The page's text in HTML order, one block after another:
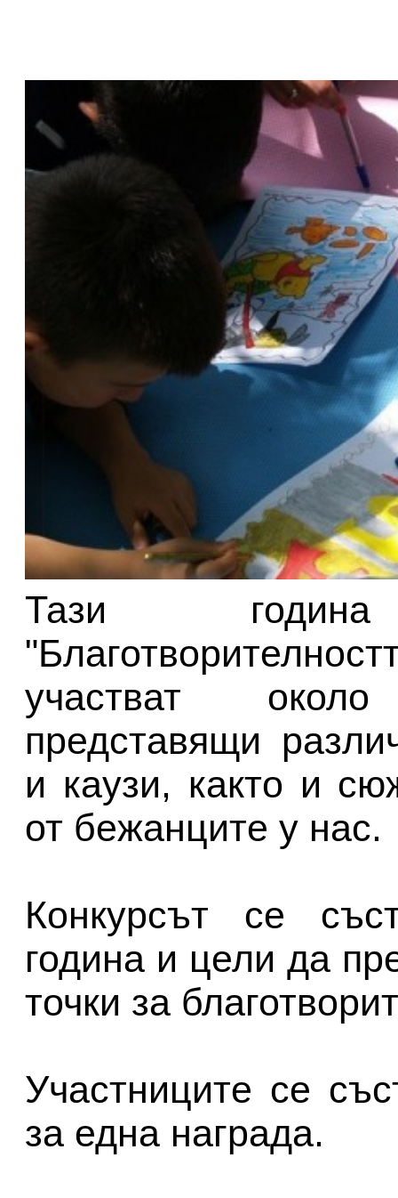
Тази
участват
представящи
и каузи, както и
от бежанците у нас.
Конкурсът се
година и цели да
точки за
Участниците се
за една награда.